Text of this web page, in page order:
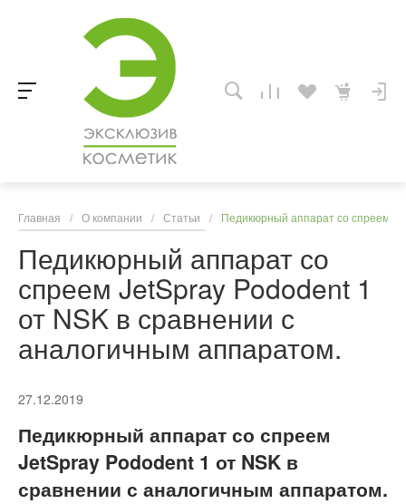
Главная / О компании / Статьи / Педикюрный аппарат со спреем
Педикюрный аппарат со
спреем JetSpray Pododent 1
от NSK в сравнении с
аналогичным аппаратом.
27.12.2019
Педикюрный аппарат со спреем
JetSpray Pododent 1 от NSK в
сравнении с аналогичным аппаратом.